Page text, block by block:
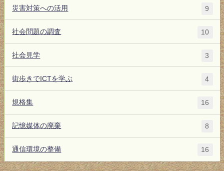
災害対策への活用 9
社会問題の調査 10
社会見学 3
街歩きでICTを学ぶ 4
規格集 16
記憶媒体の廃棄 8
通信環境の整備 16